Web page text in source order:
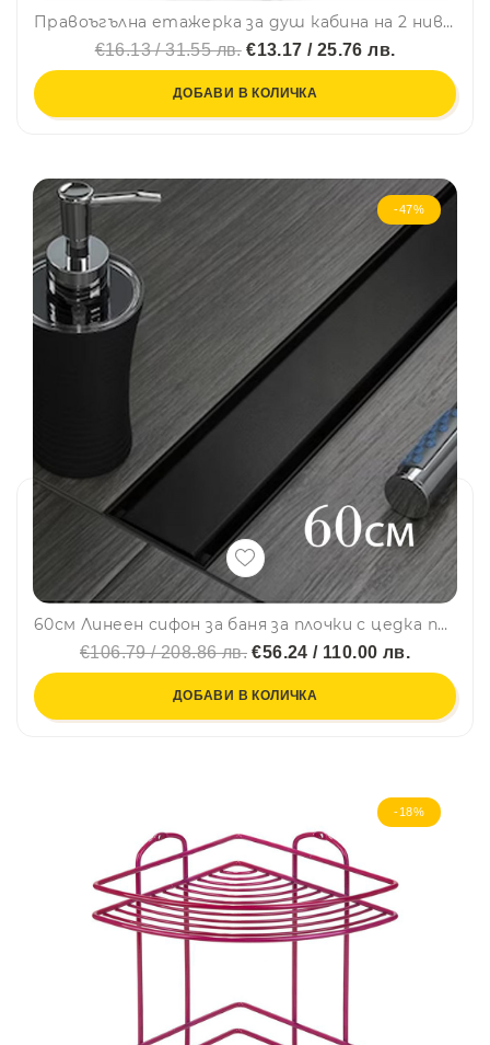
Правоъгълна етажерка за душ кабина на 2 нива TEKNO TEL LM 065, 25х11х62 см, Окачена система, Сребрист
€16.13 / 31.55 лв.€13.17 / 25.76 лв.
ДОБАВИ В КОЛИЧКА
-47%
60см Линеен сифон за баня за плочки с цедка против запушване, черен мат
€106.79 / 208.86 лв. €56.24 / 110.00 лв.
ДОБАВИ В КОЛИЧКА
-18%